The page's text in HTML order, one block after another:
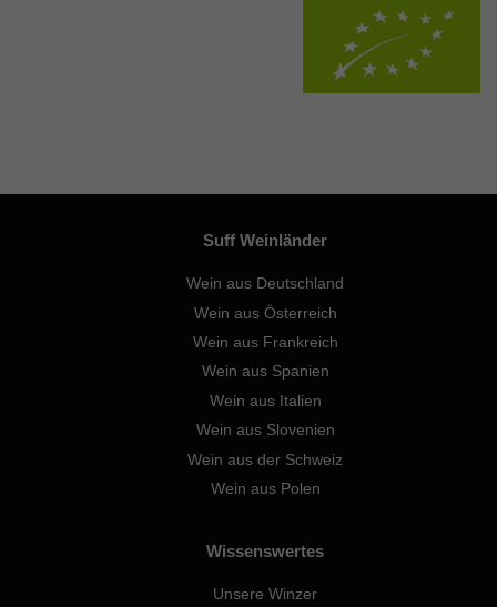
Suff Weinländer
Wein aus Deutschland
Wein aus Österreich
Wein aus Frankreich
Wein aus Spanien
Wein aus Italien
Wein aus Slovenien
Wein aus der Schweiz
Wein aus Polen
Wissenswertes
Unsere Winzer